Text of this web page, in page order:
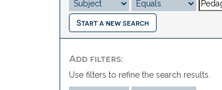
Start a new search
Add filters:
Use filters to refine the search results.